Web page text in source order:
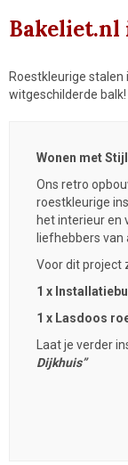
Bakeliet.nl
Roestkleurige
witgeschilderde balk!
Wonen met
Ons retro
roestkleurige
het interieur en
liefhebbers
Voor dit project
1 x
1 x Lasdoos
Laat je verder
Dijkhuis”